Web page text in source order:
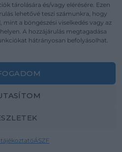
tárolására és/vagy elérésére. Ezen
lehetővé teszi számunkra, hogy
a böngészési viselkedés vagy az
A hozzájárulás megtagadása
hátrányosan befolyásolhat.
ÁSZF
Adatvédelem
Impresszum